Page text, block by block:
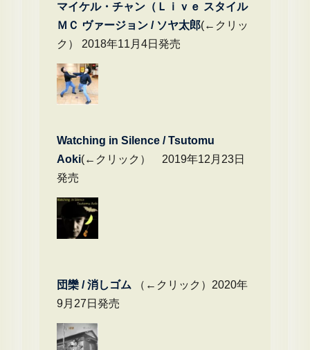
マイケル・チャン（Ｌｉｖｅ スタイル
ＭＣ ヴァージョン / ソヤ太郎(←クリッ
ク） 2018年11月4日発売
Watching in Silence / Tsutomu
Aoki(←クリック） 2019年12月23日
発売
団欒 / 消しゴム （←クリック）2020年
9月27日発売